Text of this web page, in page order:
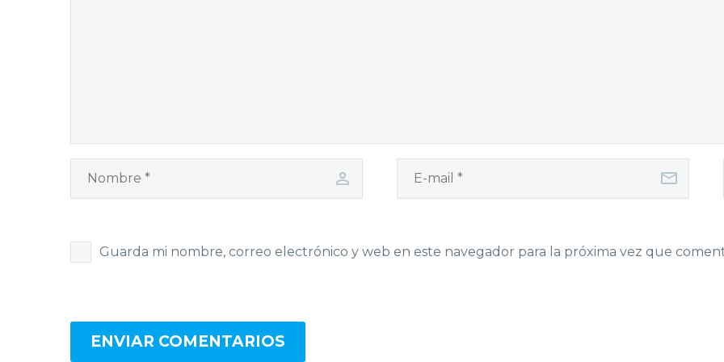
Guarda mi nombre, correo electrónico y web en este navegador para la próxima vez que
ENVIAR COMENTARIOS